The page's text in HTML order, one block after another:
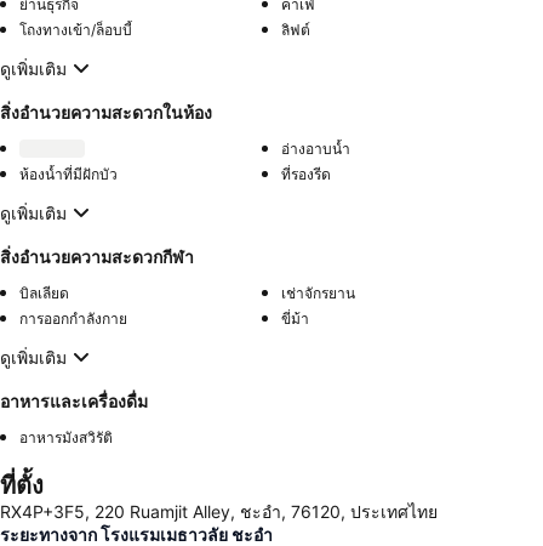
ย่านธุรกิจ
คาเฟ่
โถงทางเข้า/ล็อบบี้
ลิฟต์
ดูเพิ่มเติม
สิ่งอำนวยความสะดวกในห้อง
อ่างอาบน้ำ
ห้องน้ำที่มีฝักบัว
ที่รองรีด
ดูเพิ่มเติม
สิ่งอำนวยความสะดวกกีฬา
บิลเลียด
เช่าจักรยาน
การออกกำลังกาย
ขี่ม้า
ดูเพิ่มเติม
อาหารและเครื่องดื่ม
อาหารมังสวิรัติ
ที่ตั้ง
RX4P+3F5, 220 Ruamjit Alley, ชะอำ, 76120, ประเทศไทย
ระยะทางจาก โรงแรมเมธาวลัย ชะอำ